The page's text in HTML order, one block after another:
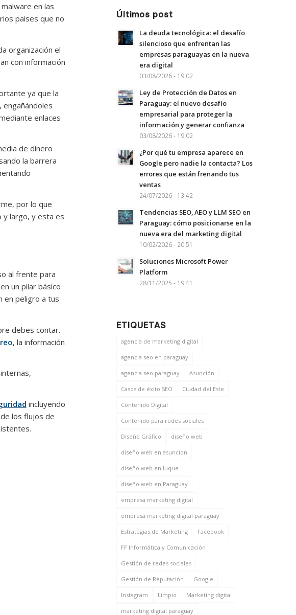
en las
paises que no
organización el
con información
ya que la
enlaces
de dinero
la barrera
por lo que
y largo, y esta es
al frente para
un pilar básico
en peligro a tus
debes contar.
, la información
incluyendo
los flujos de
Últimos post
La deuda tecnológica: el desafío
silencioso que enfrentan las
empresas paraguayas en la nueva
era digital
03/08/2026 - 19:02
Ley de Protección de Datos en
Paraguay: el nuevo desafío
empresarial para proteger la
información y generar confianza
03/08/2026 - 19:02
¿Por qué tu empresa aparece en
Google pero nadie la contacta? Los
errores que están frenando tus
ventas
24/07/2026 - 13:42
Tendencias SEO, AEO y LLM SEO en
Paraguay: cómo posicionarse en la
nueva era del marketing digital
10/02/2026 - 20:51
Soluciones Microsoft Power
Platform
28/11/2025 - 19:41
ETIQUETAS
agencia de marketing digital
agencia seo en paraguay
agencia seo paraguay Asunción
Casos de éxito SEO Ciudad del Este
Contenido Digital
Contenido para redes sociales
Diseño Gráfico diseño web
diseño web en asuncion
diseño web en luque
diseño web en Paraguay
empresa marketing digital
empresa marketing digital paraguay
Estrategias de Marketing Facebook
FF Informática y Comunicación
Gestión de redes sociales
Gestión de Reputación Google
Instagram Limpio Marketing digital
marketing digital paraguay